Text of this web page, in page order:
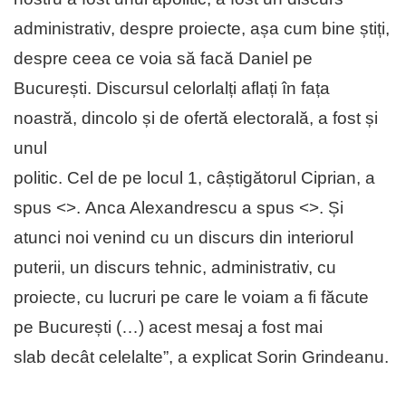
administrativ, despre proiecte, așa cum bine știți,
despre ceea ce voia să facă Daniel pe
București. Discursul celorlalți aflați în fața
noastră, dincolo și de ofertă electorală, a fost și
unul
politic. Cel de pe locul 1, câștigătorul Ciprian, a
spus <>. Anca Alexandrescu a spus <>. Și
atunci noi venind cu un discurs din interiorul
puterii, un discurs tehnic, administrativ, cu
proiecte, cu lucruri pe care le voiam a fi făcute
pe București (…) acest mesaj a fost mai
slab decât celelalte”, a explicat Sorin Grindeanu.